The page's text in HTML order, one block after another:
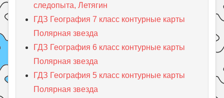
следопыта, Летягин
ГДЗ География 7 класс контурные карты
Полярная звезда
ГДЗ География 6 класс контурные карты
Полярная звезда
ГДЗ География 5 класс контурные карты
Полярная звезда